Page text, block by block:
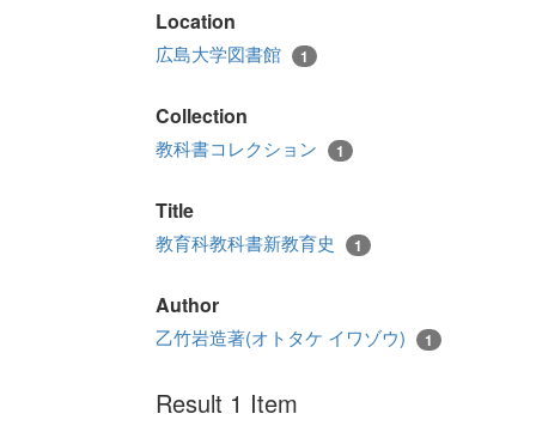
Location
広島大学図書館 1
Collection
教科書コレクション 1
Title
教育科教科書新教育史 1
Author
乙竹岩造著(オトタケ イワゾウ) 1
Result 1 Item